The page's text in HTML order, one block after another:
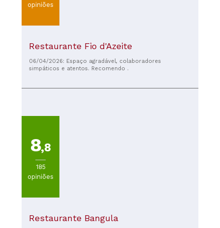
opiniões
Restaurante Fio d'Azeite
06/04/2026: Espaço agradável, colaboradores
simpáticos e atentos. Recomendo .
8,8
185
opiniões
Restaurante Bangula